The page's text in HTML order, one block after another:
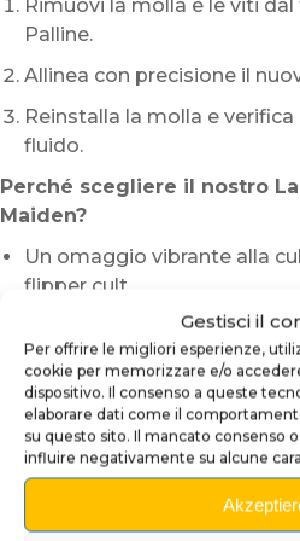
Gestisci il
Per offrire le migliori esperienze,
cookie per memorizzare e/o
dispositivo. Il consenso a queste
elaborare dati come il
su questo sito. Il mancato consenso
influire negativamente su alcune
Rimuovi la molla e le viti
Palline.
Allinea con precisione il
Reinstalla la molla e
fluido.
Perché scegliere il nostro
Maiden?
Un omaggio vibrante alla
flipper cult.
Un design unico e deciso
Eddie, simbolo iconico
Realizzazione artigianale
ogni pezzo.
Nota: Trattandosi di un
finiture possono variare
Lancia-Palline un pezzo